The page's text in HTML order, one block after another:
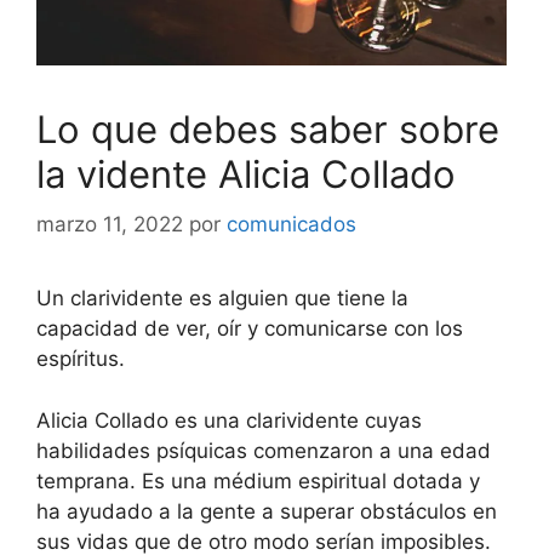
Lo que debes saber sobre
la vidente Alicia Collado
marzo 11, 2022 por comunicados
Un clarividente es alguien que tiene la
capacidad de ver, oír y comunicarse con los
espíritus.
Alicia Collado es una clarividente cuyas
habilidades psíquicas comenzaron a una edad
temprana. Es una médium espiritual dotada y
ha ayudado a la gente a superar obstáculos en
sus vidas que de otro modo serían imposibles.